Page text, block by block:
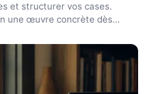
et structurer vos cases.
une œuvre concrète dès